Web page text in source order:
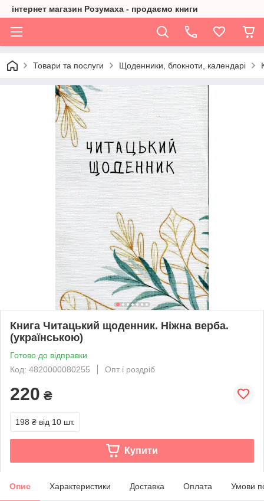
інтернет магазин Розумаха - продаємо книги
Товари та послуги Щоденники, блокноти, календарі
Книга Читацький щоденник. Ніжна верба.
(українською)
Готово до відправки
Код: 4820000080255
Опт і роздріб
220 ₴
198 ₴ від 10 шт.
Купити
Опис Характеристики Доставка Оплата Умови